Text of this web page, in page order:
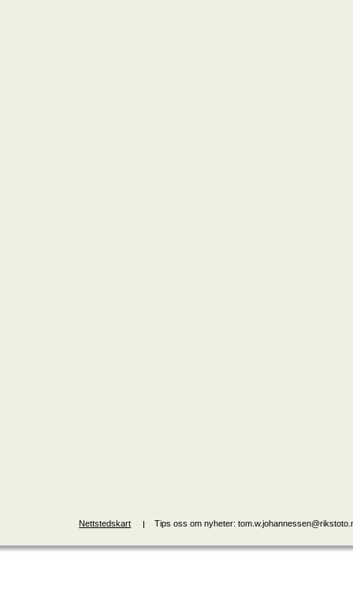
Nettstedskart Tips oss om nyheter: